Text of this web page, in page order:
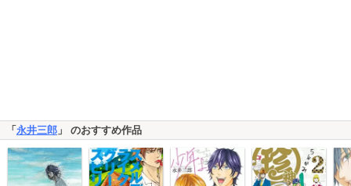
「永井三郎 」 のおすすめ作品